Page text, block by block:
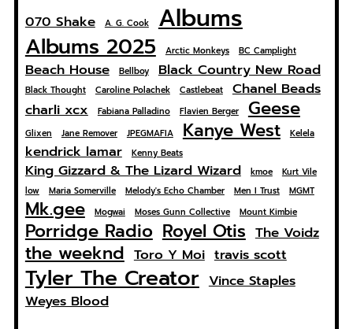
070 Shake A. G. Cook Albums
Albums 2025 Arctic Monkeys BC Camplight
Beach House Bellboy Black Country New Road
Black Thought Caroline Polachek Castlebeat
Chanel Beads
charli xcx
Fabiana Palladino Flavien Berger Geese
Glixen Jane Remover JPEGMAFIA Kanye West Kelela
kendrick lamar Kenny Beats
King Gizzard & The Lizard Wizard kmoe
Kurt Vile
low
Maria Somerville Melody's Echo Chamber Men I Trust MGMT
Mk.gee Mogwai Moses Gunn Collective Mount Kimbie
Porridge Radio Royel Otis The Voidz
the weeknd Toro Y Moi travis scott
Tyler The Creator Vince Staples
Weyes Blood